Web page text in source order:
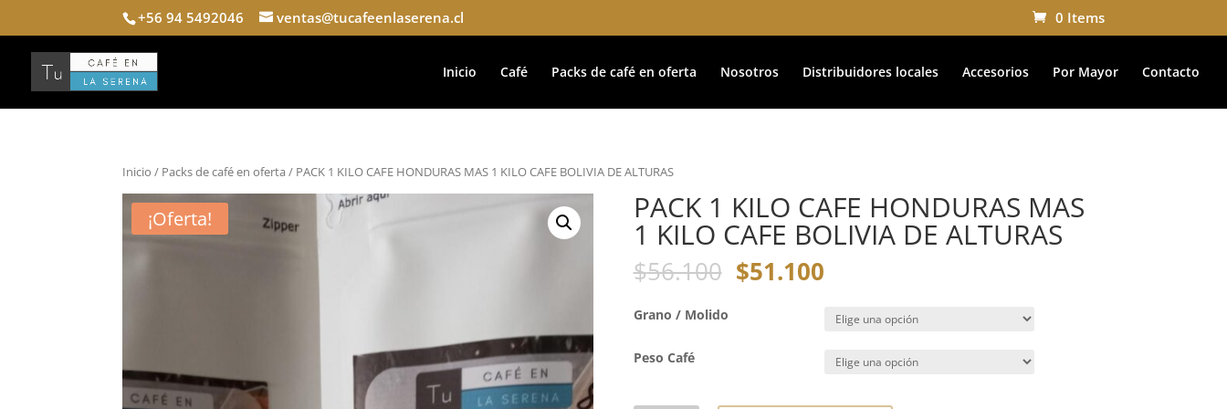
+56 94 5492046 ventas@tucafeenlaserena.cl 0 Items
Inicio Café Packs de café en oferta Nosotros Distribuidores locales Accesorios Por Mayor Contacto
Inicio / Packs de café en oferta / PACK 1 KILO CAFE HONDURAS MAS 1 KILO CAFE BOLIVIA DE ALTURAS
¡Oferta! PACK 1 KILO CAFE HONDURAS MAS
1 KILO CAFE BOLIVIA DE ALTURAS
$56.100 $51.100
Grano / Molido
Peso Café